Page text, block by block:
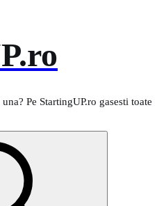
Pe StartingUP.ro gasesti toate